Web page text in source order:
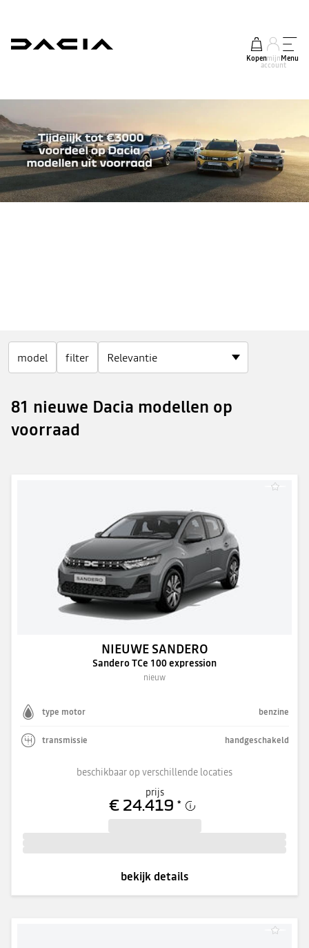
Kopenmijn
account
Menu
model filter
81 nieuwe Dacia modellen op
voorraad
NIEUWE SANDERO
Sandero TCe 100 expression
nieuw
type motor benzine
transmissie handgeschakeld
beschikbaar op verschillende locaties
prijs
€ 24.419 *
bekijk details